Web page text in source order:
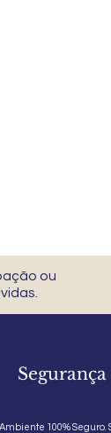
ou
Segurança
Ambiente 100% Seguro.